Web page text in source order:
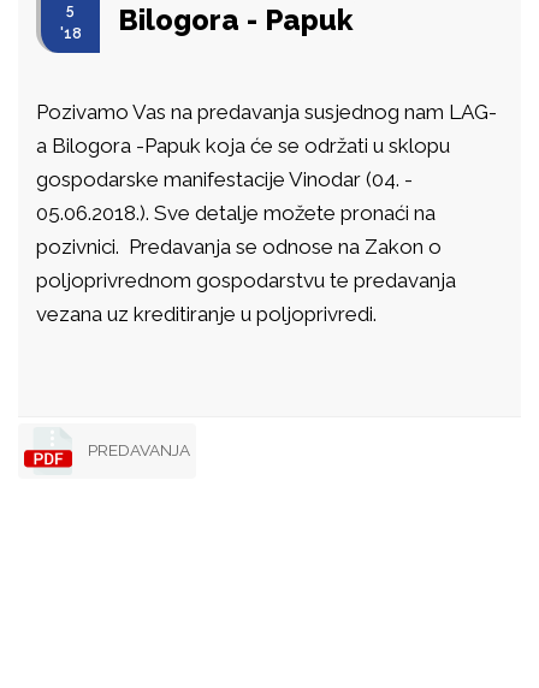
5
'18
Bilogora - Papuk
Pozivamo Vas na predavanja susjednog nam LAG-
a Bilogora -Papuk koja će se održati u sklopu
gospodarske manifestacije Vinodar (04. -
05.06.2018.). Sve detalje možete pronaći na
pozivnici. Predavanja se odnose na Zakon o
poljoprivrednom gospodarstvu te predavanja
vezana uz kreditiranje u poljoprivredi.
PREDAVANJA